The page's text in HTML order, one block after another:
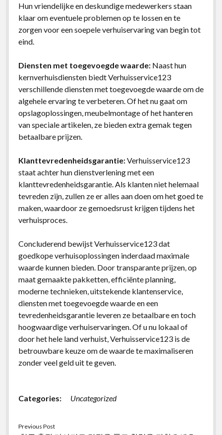
Hun vriendelijke en deskundige medewerkers staan
klaar om eventuele problemen op te lossen en te
zorgen voor een soepele verhuiservaring van begin tot
eind.
Diensten met toegevoegde waarde:Naast hun
kernverhuisdiensten biedt Verhuisservice123
verschillende diensten met toegevoegde waarde om de
algehele ervaring te verbeteren. Of het nu gaat om
opslagoplossingen, meubelmontage of het hanteren
van speciale artikelen, ze bieden extra gemak tegen
betaalbare prijzen.
Klanttevredenheidsgarantie:Verhuisservice123
staat achter hun dienstverlening met een
klanttevredenheidsgarantie. Als klanten niet helemaal
tevreden zijn, zullen ze er alles aan doen om het goed te
maken, waardoor ze gemoedsrust krijgen tijdens het
verhuisproces.
Concluderend bewijst Verhuisservice123 dat
goedkope verhuisoplossingen inderdaad maximale
waarde kunnen bieden. Door transparante prijzen, op
maat gemaakte pakketten, efficiënte planning,
moderne technieken, uitstekende klantenservice,
diensten met toegevoegde waarde en een
tevredenheidsgarantie leveren ze betaalbare en toch
hoogwaardige verhuiservaringen. Of u nu lokaal of
door het hele land verhuist, Verhuisservice123 is de
betrouwbare keuze om de waarde te maximaliseren
zonder veel geld uit te geven.
Categories: Uncategorized
Previous Post